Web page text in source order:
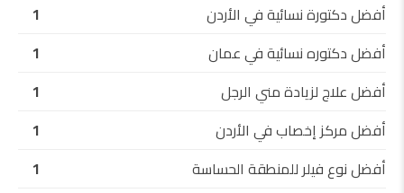
أفضل دكتورة نسائية في الأردن
1
أفضل دكتوره نسائية في عمان
1
أفضل علاج لزيادة مني الرجل
1
أفضل مركز إخصاب في الأردن
1
أفضل نوع فيلر للمنطقة الحساسة
1